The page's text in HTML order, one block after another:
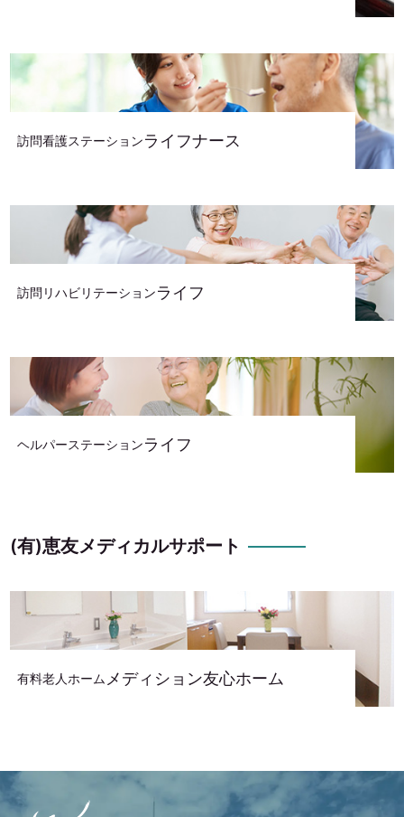
訪問看護ステーションライフナース
訪問リハビリテーションライフ
ヘルパーステーションライフ
(有)恵友メディカルサポート
有料老人ホーム メディション友心ホーム